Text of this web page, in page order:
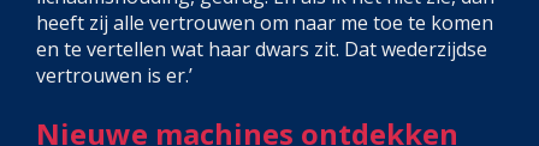
heeft zij alle vertrouwen om naar me toe te komen
en te vertellen wat haar dwars zit. Dat wederzijdse
vertrouwen is er.’
Nieuwe machines ontdekken